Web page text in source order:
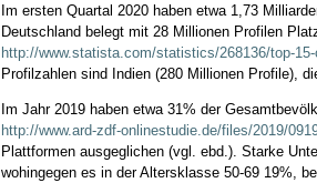
Im ersten Quartal 2020 haben etwa 1,73
Deutschland belegt mit 28 Millionen Profilen
http://www.statista.com/statistics/268136/top-
Profilzahlen sind Indien (280 Millionen Profile),
Im Jahr 2019 haben etwa 31% der
http://www.ard-zdf-onlinestudie.de/files/2019/
Plattformen ausgeglichen (vgl. ebd.). Starke
wohingegen es in der Altersklasse 50-69 19%,